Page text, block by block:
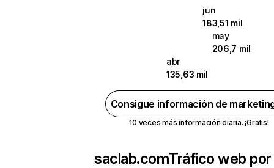
jun
183,51 mil
may
206,7 mil
abr
135,63 mil
Consigue información de
10 veces más información diaria. ¡Gratis!
saclab.comTráfico web